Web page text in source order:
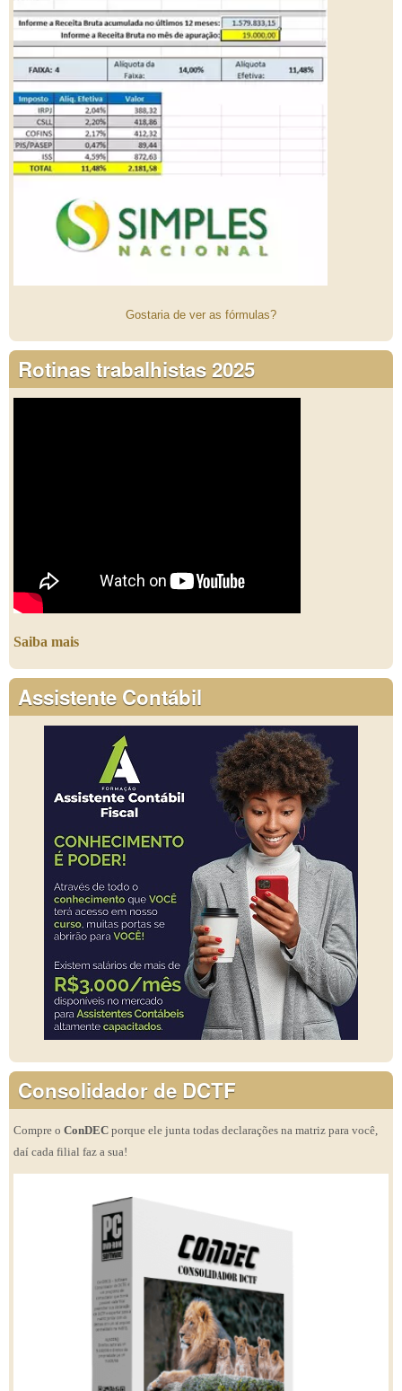
Gostaria de ver as fórmulas?
Rotinas trabalhistas 2025
Saiba mais
Assistente Contábil
Consolidador de DCTF
Compre o ConDEC porque ele junta todas declarações na matriz para você,
daí cada filial faz a sua!